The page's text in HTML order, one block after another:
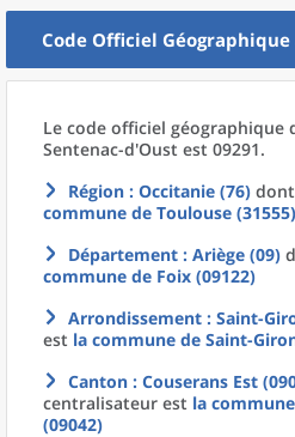
Code Officiel
Le code officiel géographique
Sentenac-d'Oust est 09291.
Région : Occitanie (76)
commune de Toulouse (31555)
Département : Ariège (09)
commune de Foix (09122)
Arrondissement : Saint-
est la commune de Saint-
Canton : Couserans Est
centralisateur est la commune
(09042)